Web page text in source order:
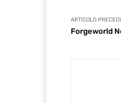
ARTICOLO
Forgeworld